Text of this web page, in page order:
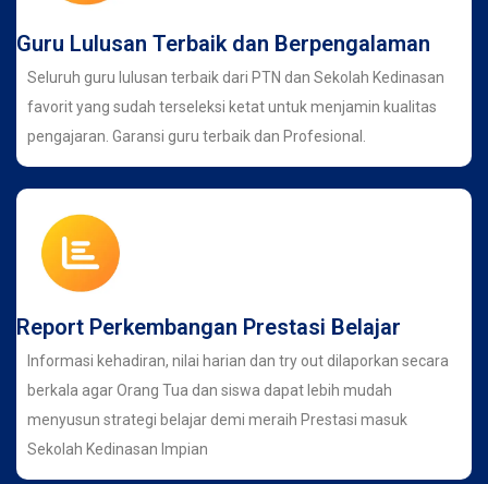
Guru Lulusan Terbaik dan Berpengalaman
Seluruh guru lulusan terbaik dari PTN dan Sekolah Kedinasan
favorit yang sudah terseleksi ketat untuk menjamin kualitas
pengajaran. Garansi guru terbaik dan Profesional.
Report Perkembangan Prestasi Belajar
Informasi kehadiran, nilai harian dan try out dilaporkan secara
berkala agar Orang Tua dan siswa dapat lebih mudah
menyusun strategi belajar demi meraih Prestasi masuk
Sekolah Kedinasan Impian